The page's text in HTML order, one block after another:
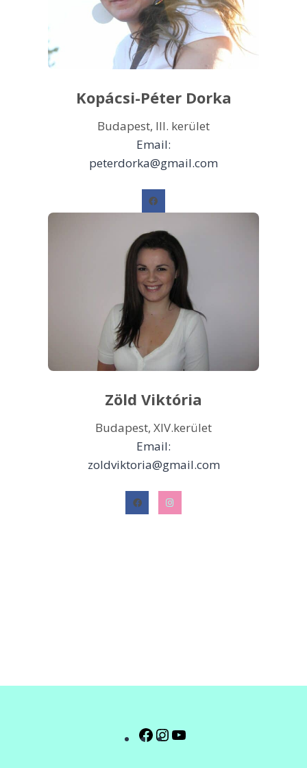
Kopácsi-Péter Dorka
Budapest, III. kerület
Email:
peterdorka@gmail.com
Zöld Viktória
Budapest, XIV.kerület
Email:
zoldviktoria@gmail.com